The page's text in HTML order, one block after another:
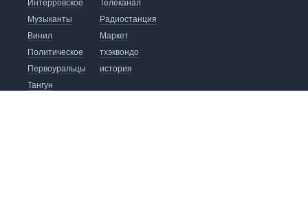
Интерровское
Музыканты
Винил
Политическое
Первоуральцы
Телеканал
Радиостанция
Маркет
тхэквондо
история
Тангун